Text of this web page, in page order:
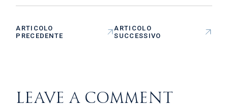
ARTICOLO
PRECEDENTE
ARTICOLO
SUCCESSIVO
LEAVE A COMMENT